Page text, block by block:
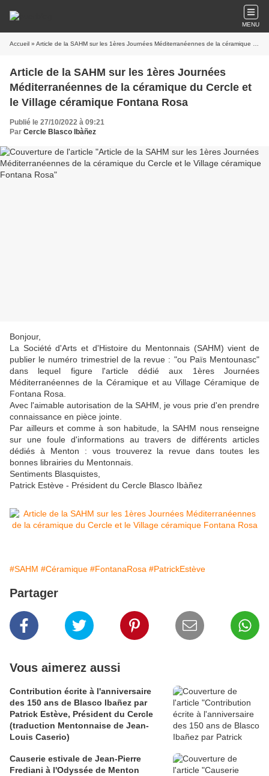
MENU
Accueil » Article de la SAHM sur les 1ères Journées Méditerranéennes de la céramique du Cercle et le Village céramique Fontana Rosa
Article de la SAHM sur les 1ères Journées
Méditerranéennes de la céramique du Cercle et
le Village céramique Fontana Rosa
Publié le 27/10/2022 à 09:21
Par Cercle Blasco Ibàñez
Bonjour,
La Société d'Arts et d'Histoire du Mentonnais (SAHM) vient de
publier le numéro trimestriel de la revue : "ou Païs Mentounasc"
dans lequel figure l'article dédié aux 1ères Journées
Méditerranéennes de la Céramique et au Village Céramique de
Fontana Rosa.
Avec l'aimable autorisation de la SAHM, je vous prie d'en prendre
connaissance en pièce jointe.
Par ailleurs et comme à son habitude, la SAHM nous renseigne
sur une foule d'informations au travers de différents articles
dédiés à Menton : vous trouverez la revue dans toutes les
bonnes librairies du Mentonnais.
Sentiments Blasquistes,
Patrick Estève - Président du Cercle Blasco Ibàñez
#SAHM #Céramique #FontanaRosa #PatrickEstève
Partager
Vous aimerez aussi
Contribution écrite à l'anniversaire
des 150 ans de Blasco Ibañez par
Patrick Estève, Président du Cercle
(traduction Mentonnaise de Jean-
Louis Caserio)
Causerie estivale de Jean-Pierre
Frediani à l'Odyssée de Menton